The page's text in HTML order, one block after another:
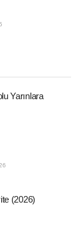
Yarınlara
(2026)